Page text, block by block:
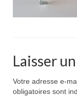
Laisser
Votre adresse e-
obligatoires sont